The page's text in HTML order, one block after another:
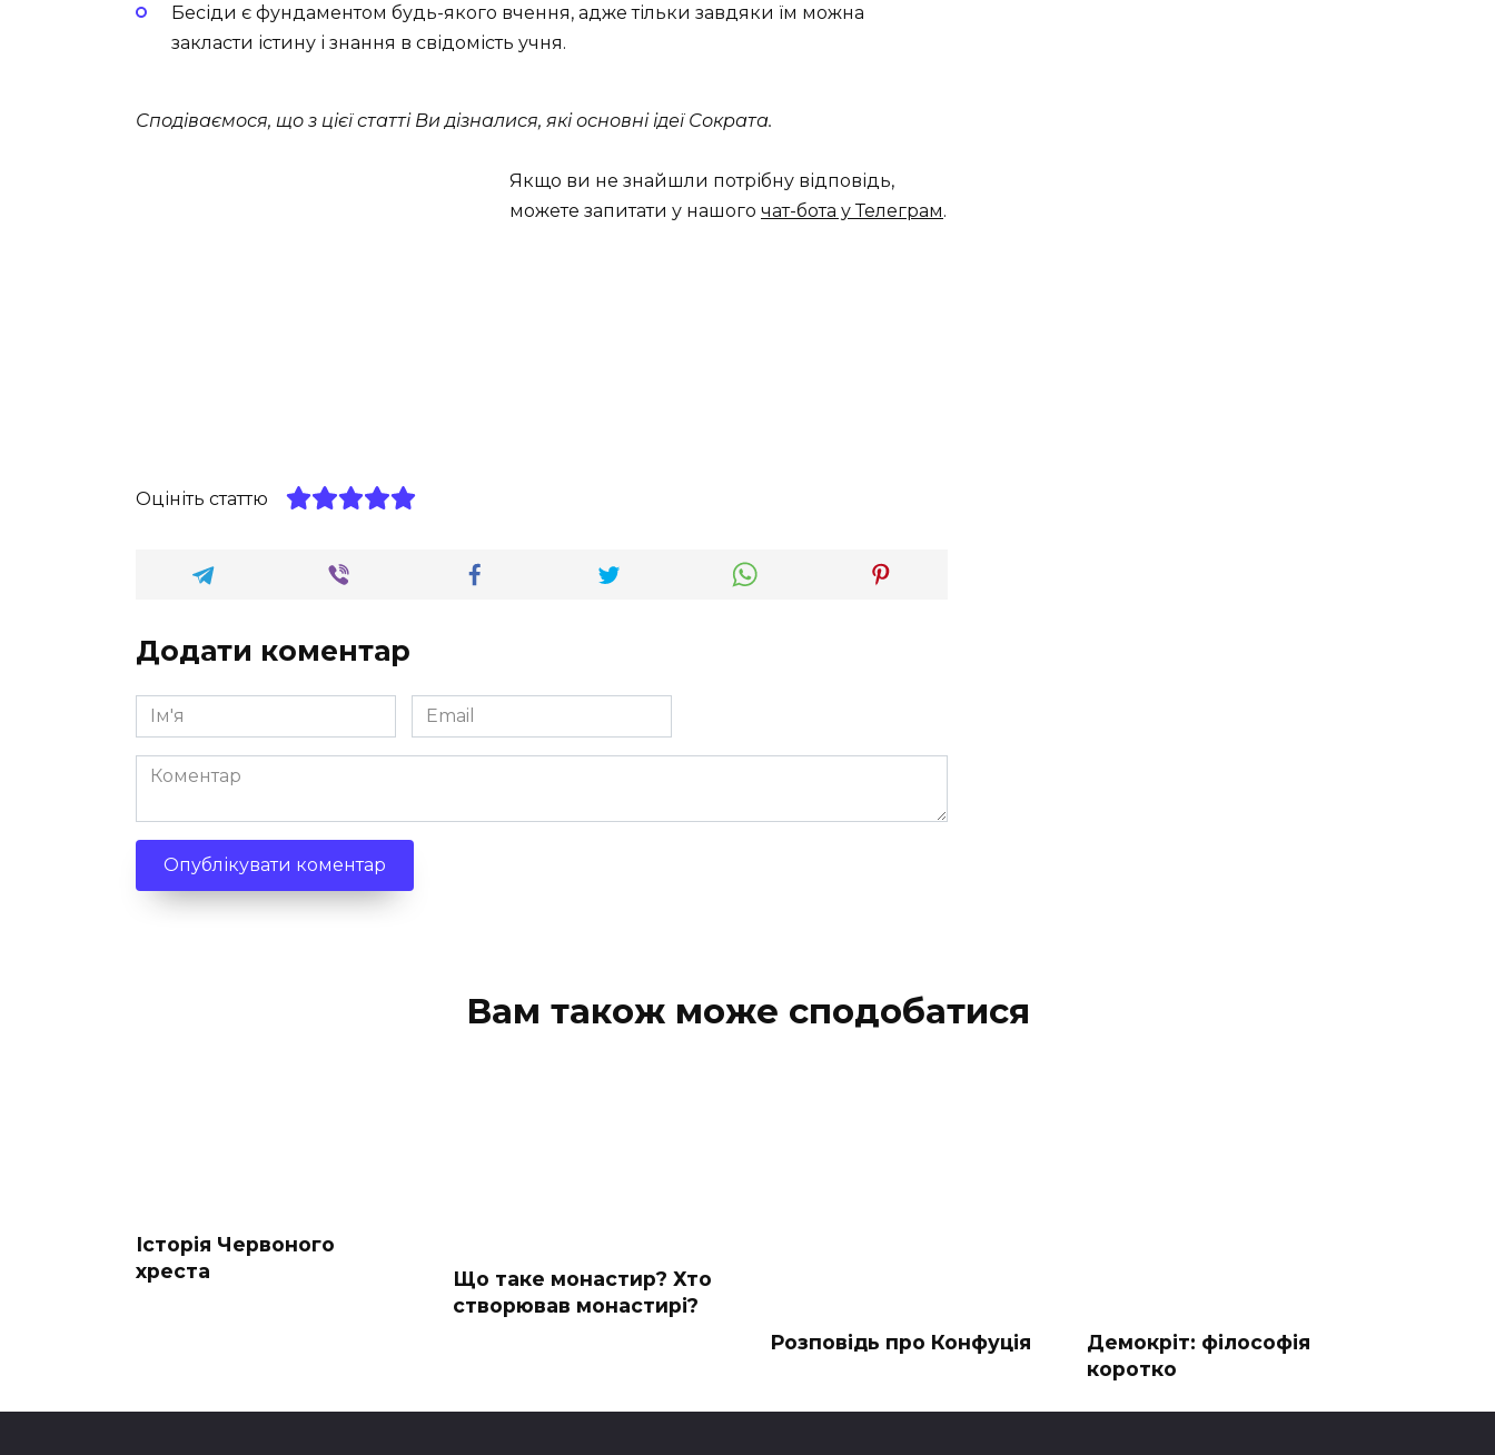
Бесіди є фундаментом будь-якого вчення, адже тільки завдяки їм можна
закласти істину і знання в свідомість учня.
Сподіваємося, що з цієї статті Ви дізналися, які основні ідеї Сократа.
Якщо ви не знайшли потрібну відповідь,
можете запитати у нашого чат-бота у Телеграм.
Оцініть статтю
Додати коментар
Ім'я
*
Email
*
Коментар
Вам також може сподобатися
Історія Червоного
хреста
Що таке монастир? Хто
створював монастирі?
Розповідь про Конфуція
Демокріт: філософія
коротко